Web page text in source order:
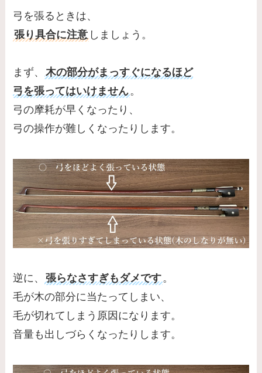
弓を張るときは、
張り具合に注意 しましょう。
まず、 木の部分がまっすぐになるほど
弓を張ってはいけません 。
弓の摩耗が早くなったり、
弓の操作が難しくなったりします。
逆に、 張らなさすぎもダメです。
毛が木の部分に当たってしまい、
毛が切れてしまう原因になります。
音量も出しづらくなったりします。